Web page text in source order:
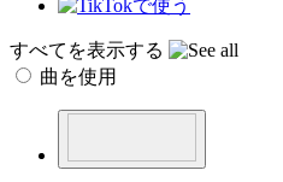
すべてを表示する
曲を使用